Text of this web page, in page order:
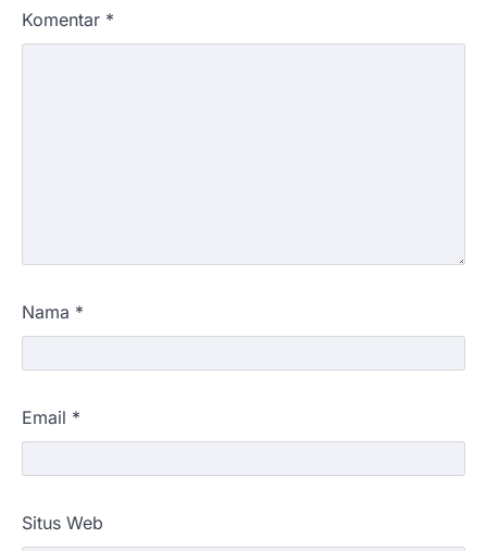
Komentar *
Nama *
Email *
Situs Web